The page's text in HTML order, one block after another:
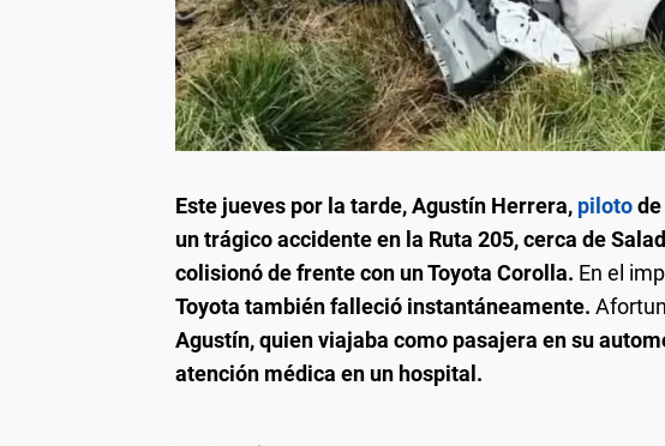
Este jueves por la tarde, Agustín Herrera, piloto
un trágico accidente en la Ruta 205, cerca de
colisionó de frente con un Toyota Corolla. En el
Toyota también falleció instantáneamente.
Agustín, quien viajaba como pasajera en su
atención médica en un hospital.